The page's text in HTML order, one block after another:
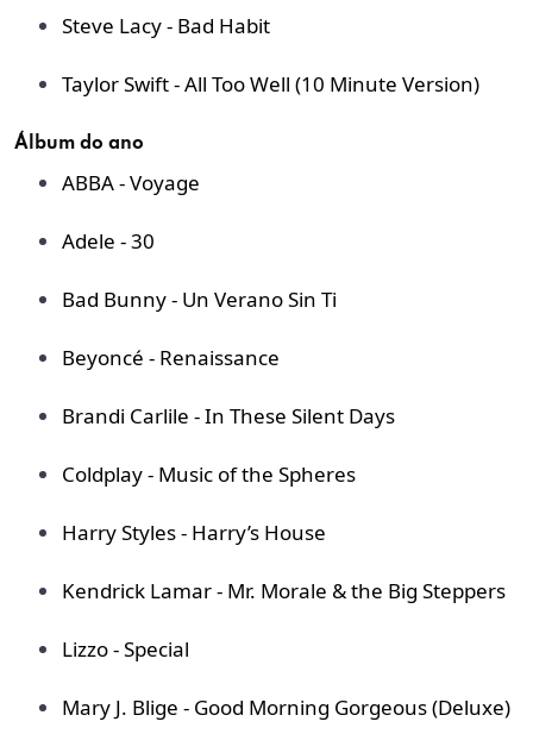
Steve Lacy - Bad Habit
Taylor Swift - All Too Well (10 Minute Version)
Álbum do ano
ABBA - Voyage
Adele - 30
Bad Bunny - Un Verano Sin Ti
Beyoncé - Renaissance
Brandi Carlile - In These Silent Days
Coldplay - Music of the Spheres
Harry Styles - Harry’s House
Kendrick Lamar - Mr. Morale & the Big Steppers
Lizzo - Special
Mary J. Blige - Good Morning Gorgeous (Deluxe)